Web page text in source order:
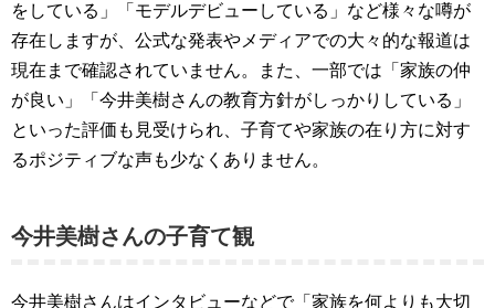
をしている」「モデルデビューしている」など様々な噂が
存在しますが、公式な発表やメディアでの大々的な報道は
現在まで確認されていません。また、一部では「家族の仲
が良い」「今井美樹さんの教育方針がしっかりしている」
といった評価も見受けられ、子育てや家族の在り方に対す
るポジティブな声も少なくありません。
今井美樹さんの子育て観
今井美樹さんはインタビューなどで「家族を何よりも大切